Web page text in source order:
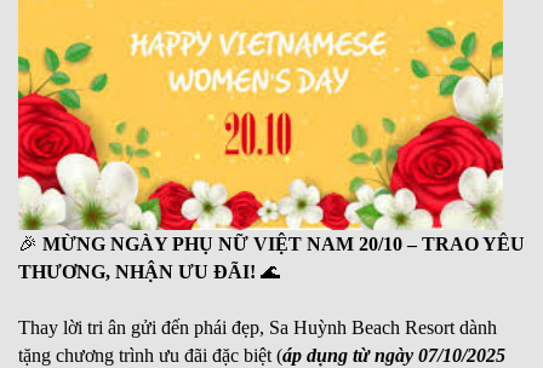
🎉 MỪNG NGÀY PHỤ NỮ VIỆT NAM 20/10 – TRAO YÊU
THƯƠNG, NHẬN ƯU ĐÃI! 🌊
Thay lời tri ân gửi đến phái đẹp, Sa Huỳnh Beach Resort dành
tặng chương trình ưu đãi đặc biệt (áp dụng từ ngày 07/10/2025